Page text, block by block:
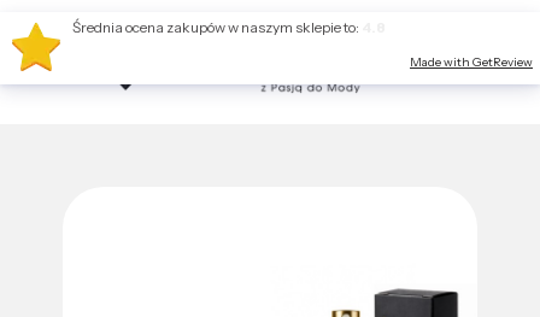
Średnia ocena zakupów w naszym sklepie to:
Made with GetReview